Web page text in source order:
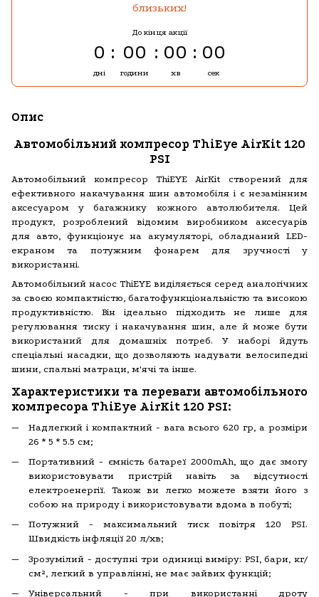
близьких!
До кінця акції
0
дні
00
години
00
хв
00
сек
Опис
Автомобільний компресор ThiEye AirKit 120
PSI
Автомобільний компресор ThiEYE AirKit створений для
ефективного накачування шин автомобіля і є незамінним
аксесуаром у багажнику кожного автолюбителя. Цей
продукт, розроблений відомим виробником аксесуарів
для авто, функціонує на акумуляторі, обладнаний LED-
екраном та потужним фонарем для зручності у
використанні.
Автомобільний насос ThiEYE виділяється серед аналогічних
за своєю компактністю, багатофункціональністю та високою
продуктивністю. Він ідеально підходить не лише для
регулювання тиску і накачування шин, але й може бути
використаний для домашніх потреб. У наборі йдуть
спеціальні насадки, що дозволяють надувати велосипедні
шини, спальні матраци, м'ячі та інше.
Характеристики та переваги автомобільного
компресора ThiEye AirKit 120 PSI:
Надлегкий і компактний - вага всього 620 гр, а розміри
26 * 5 * 5.5 см;
Портативний - ємність батареї 2000mAh, що дає змогу
використовувати пристрій навіть за відсутності
електроенергії. Також ви легко можете взяти його з
собою на природу і використовувати вдома в побуті;
Потужний - максимальний тиск повітря 120 PSI.
Швидкість інфляції 20 л/хв;
Зрозумілий - доступні три одиниці виміру: PSI, бари, кг/
см², легкий в управлінні, не має зайвих функцій;
Універсальний - при використанні дроту